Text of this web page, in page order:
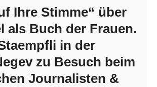
Ihre Stimme“ über
als Buch der Frauen.
in der
zu Besuch beim
Journalisten &